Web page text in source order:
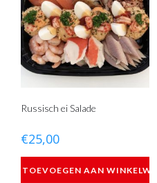
Russisch ei Salade
€25,00
TOEVOEGEN AAN